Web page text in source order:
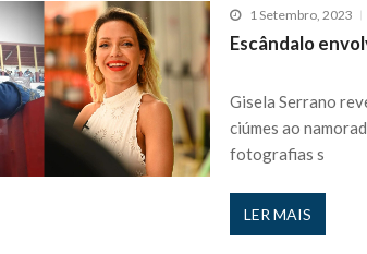
1 Setembro, 2023
Escândalo
Gisela Serrano
ciúmes ao
fotografias s
LER MAIS